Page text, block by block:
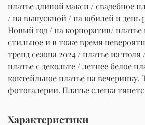
платье длиной макси / свадебное
/ на выпускной / на юбилей и день
Новый год / на корпоратив/ платье
стильное и в тоже время
тренд сезона 2024 / платье из
платье с декольте / летнее белое
коктейльное платье на вечеринку.
фотогалерии. Платье слегка
Характеристики